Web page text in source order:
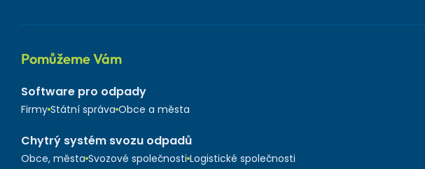
Pomůžeme Vám
Software pro odpady
Firmy Státní správa Obce a města
Chytrý systém svozu odpadů
Obce, města Svozové společnosti Logistické společnosti